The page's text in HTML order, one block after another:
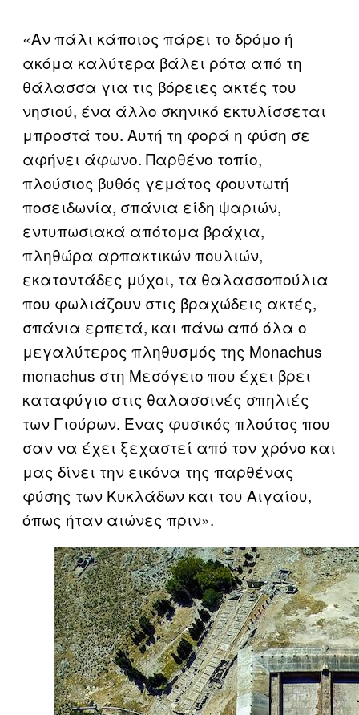
«Αν πάλι κάποιος πάρει το δρόμο ή
ακόμα καλύτερα βάλει ρότα από τη
θάλασσα για τις βόρειες ακτές του
νησιού, ένα άλλο σκηνικό εκτυλίσσεται
μπροστά του. Αυτή τη φορά η φύση σε
αφήνει άφωνο. Παρθένο τοπίο,
πλούσιος βυθός γεμάτος φουντωτή
ποσειδωνία, σπάνια είδη ψαριών,
εντυπωσιακά απότομα βράχια,
πληθώρα αρπακτικών πουλιών,
εκατοντάδες μύχοι, τα θαλασσοπούλια
που φωλιάζουν στις βραχώδεις ακτές,
σπάνια ερπετά, και πάνω από όλα ο
μεγαλύτερος πληθυσμός της Monachus
monachus στη Μεσόγειο που έχει βρει
καταφύγιο στις θαλασσινές σπηλιές
των Γιούρων. Ένας φυσικός πλούτος που
σαν να έχει ξεχαστεί από τον χρόνο και
μας δίνει την εικόνα της παρθένας
φύσης των Κυκλάδων και του Αιγαίου,
όπως ήταν αιώνες πριν».